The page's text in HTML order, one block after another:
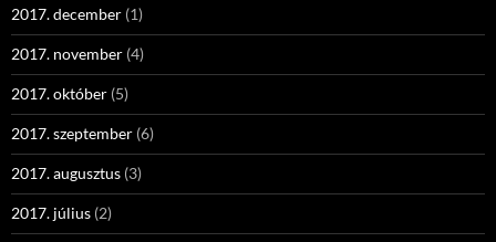
2017. december (1)
2017. november (4)
2017. október (5)
2017. szeptember (6)
2017. augusztus (3)
2017. július (2)